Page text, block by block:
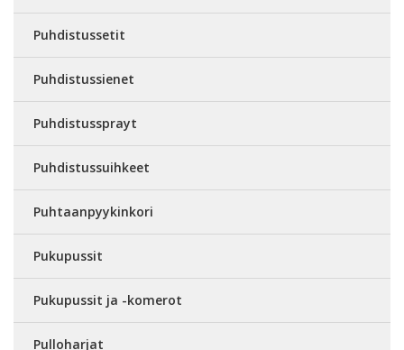
Puhdistussetit
Puhdistussienet
Puhdistussprayt
Puhdistussuihkeet
Puhtaanpyykinkori
Pukupussit
Pukupussit ja -komerot
Pulloharjat